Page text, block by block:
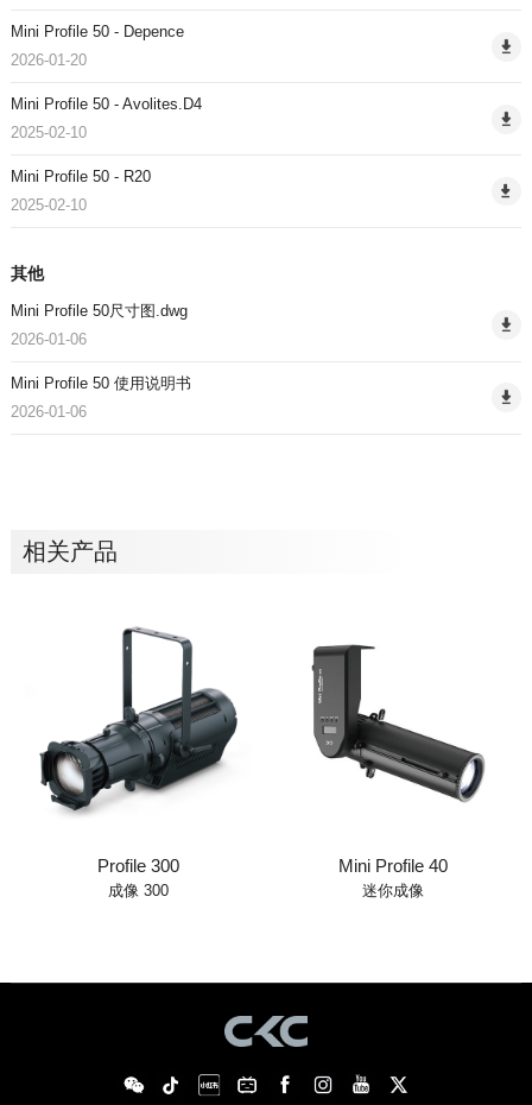
Mini Profile 50 - Depence
2026-01-20
Mini Profile 50 - Avolites.D4
2025-02-10
Mini Profile 50 - R20
2025-02-10
其他
Mini Profile 50尺寸图.dwg
2026-01-06
Mini Profile 50 使用说明书
2026-01-06
相关产品
Profile 300
成像 300
Mini Profile 40
迷你成像